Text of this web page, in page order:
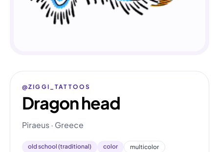
@ZIGGI_TATTOOS
Dragon head
Piraeus · Greece
old school (traditional) color multicolor